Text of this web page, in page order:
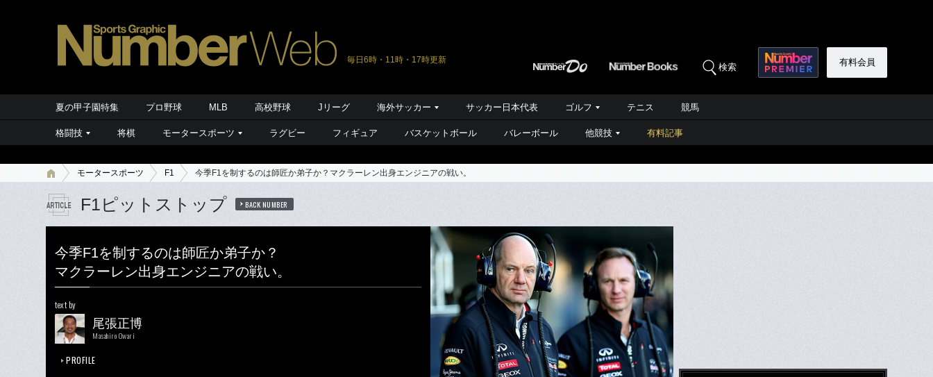
毎日6時・11時・17時更新
検索 有料会員
夏の甲子園特集 プロ野球 MLB 高校野球 Jリーグ 海外サッカー サッカー日本代表 ゴルフ テニス 競馬
格闘技 将棋 モータースポーツ ラグビー フィギュア バスケットボール バレーボール 他競技 有料記事
モータースポーツ F1 今季F1を制するのは師匠か弟子か？マクラーレン出身エンジニアの戦い。
F1ピットストップ BACK NUMBER
今季F1を制するのは師匠か弟子か？
マクラーレン出身エンジニアの戦い。
text by
尾張正博
Masahiro Owari
PROFILE